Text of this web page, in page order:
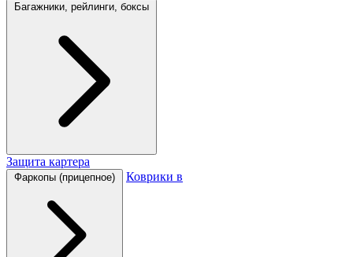
Багажники, рейлинги, боксы
Защита картера
Фаркопы (прицепное) Коврики в